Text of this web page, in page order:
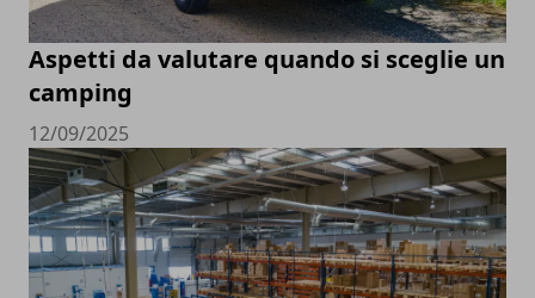
Aspetti da valutare quando si sceglie un
camping
12/09/2025